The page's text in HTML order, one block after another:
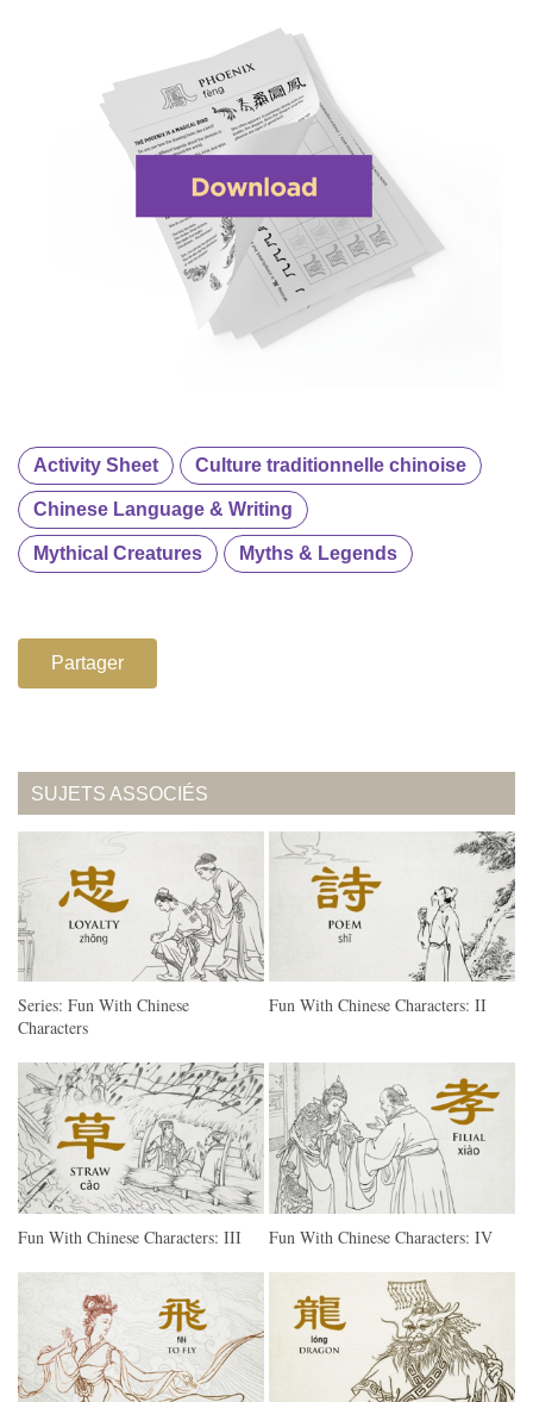
Activity Sheet Culture traditionnelle chinoise
Chinese Language & Writing
Mythical Creatures Myths & Legends
Partager
SUJETS ASSOCIÉS
Series: Fun With Chinese
Characters
Fun With Chinese Characters: II
Fun With Chinese Characters: III Fun With Chinese Characters: IV